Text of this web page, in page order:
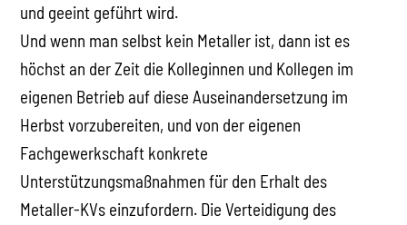
und geeint geführt wird.
Und wenn man selbst kein Metaller ist, dann ist es
höchst an der Zeit die Kolleginnen und Kollegen im
eigenen Betrieb auf diese Auseinandersetzung im
Herbst vorzubereiten, und von der eigenen
Fachgewerkschaft konkrete
Unterstützungsmaßnahmen für den Erhalt des
Metaller-KVs einzufordern. Die Verteidigung des